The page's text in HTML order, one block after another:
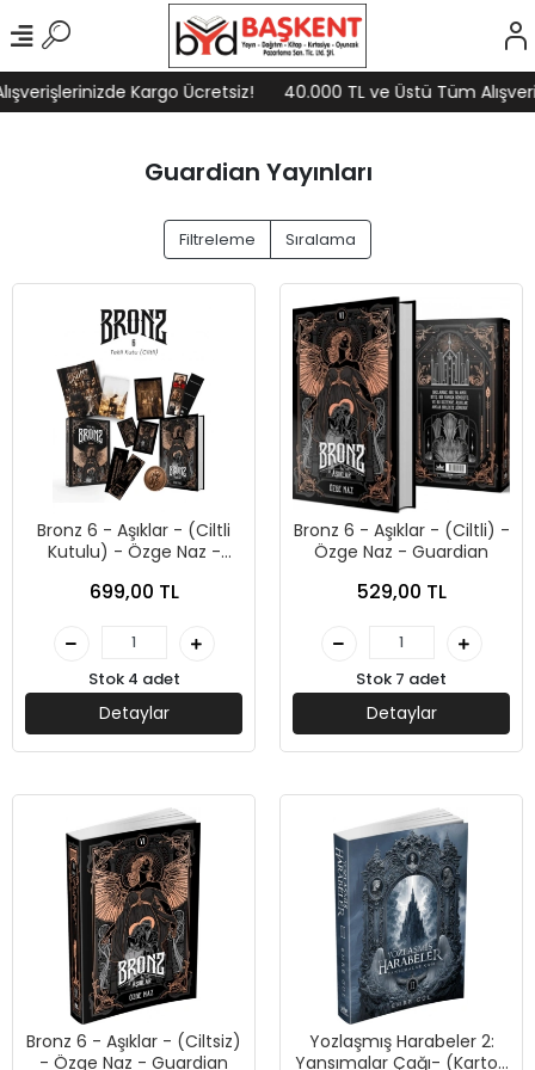
Kargo Ücretsiz! 40.000 TL ve Üstü Tüm
Guardian Yayınları
Filtreleme Sıralama
Bronz 6 - Aşıklar - (Ciltli
Kutulu) - Özge Naz -
699,00 TL
Stok 4 adet
Detaylar
Bronz 6 - Aşıklar - (Ciltli) -
Özge Naz - Guardian
529,00 TL
Stok 7 adet
Detaylar
Bronz 6 - Aşıklar - (Ciltsiz)
- Özge Naz - Guardian
Yozlaşmış Harabeler 2:
Yansımalar Çağı- (Karton